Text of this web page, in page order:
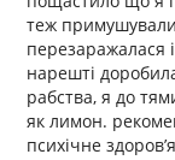
теж
перезаражалася
нарешті
рабства, я до
як лимон.
психічне